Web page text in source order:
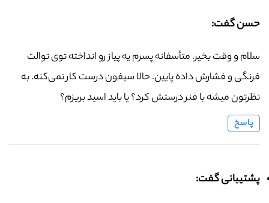
حسن گفت:
سلام و وقت بخیر. متأسفانه پسرم یه پیاز رو انداخته توی توالت
فرنگی و فشارش داده پایین. حالا سیفون درست کار نمی‌کنه. به
نظرتون میشه با فنر درستش کرد؟ یا باید اسید بریزم؟
پاسخ
پشتیبانی گفت: